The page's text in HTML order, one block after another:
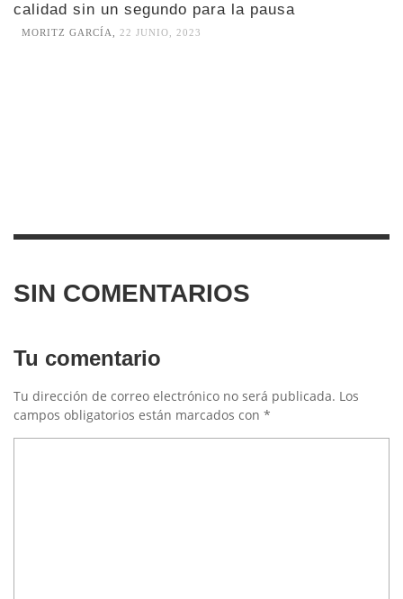
calidad sin un segundo para la pausa
MORITZ GARCÍA, 22 JUNIO, 2023
SIN COMENTARIOS
Tu comentario
Tu dirección de correo electrónico no será publicada. Los
campos obligatorios están marcados con *